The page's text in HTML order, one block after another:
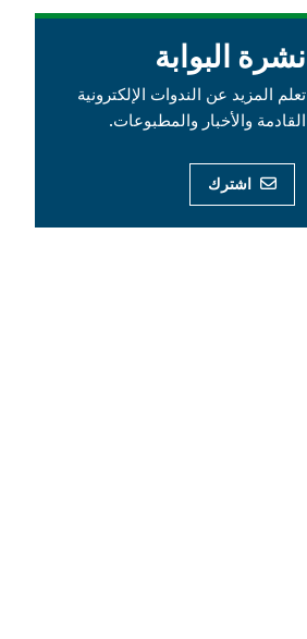
نشرة البوابة
تعلم المزيد عن الندوات الإلكترونية
القادمة والأخبار والمطبوعات.
اشترك